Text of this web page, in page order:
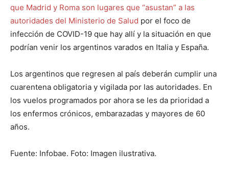
que Madrid y Roma son lugares que “asustan” a las
autoridades del Ministerio de Salud por el foco de
infección de COVID-19 que hay allí y la situación en que
podrían venir los argentinos varados en Italia y España.
Los argentinos que regresen al país deberán cumplir una
cuarentena obligatoria y vigilada por las autoridades. En
los vuelos programados por ahora se les da prioridad a
los enfermos crónicos, embarazadas y mayores de 60
años.
Fuente: Infobae. Foto: Imagen ilustrativa.